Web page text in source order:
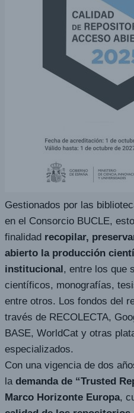
Gestionados por las
en el Consorcio BUCLE,
finalidad recopilar,
abierto la producción
institucional, entre los que
científicos, monografías,
entre otros. Los fondos del
través de RECOLECTA,
BASE, WorldCat y otras
especializados.
Con una vigencia de dos
la demanda de “Trusted
Marco Horizonte Europa,